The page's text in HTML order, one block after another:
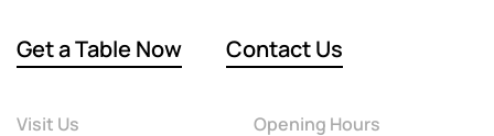
Get a Table Now Contact Us
Visit Us Opening Hours